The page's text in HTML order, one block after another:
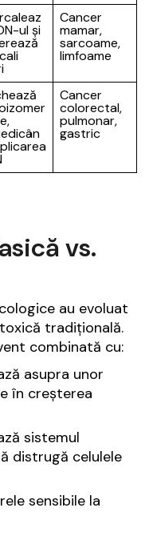
ul și
Cancer
mamar,
sarcoame,
limfoame
Cancer
colorectal,
pulmonar,
gastric
vs.
au evoluat
tradițională.
combinată cu:
asupra unor
în creșterea
sistemul
distrugă celulele
sensibile la